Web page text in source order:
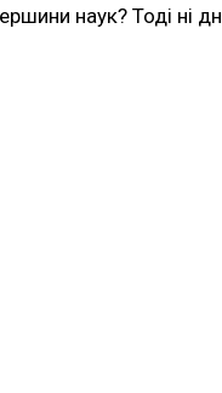
наук? Тоді ні